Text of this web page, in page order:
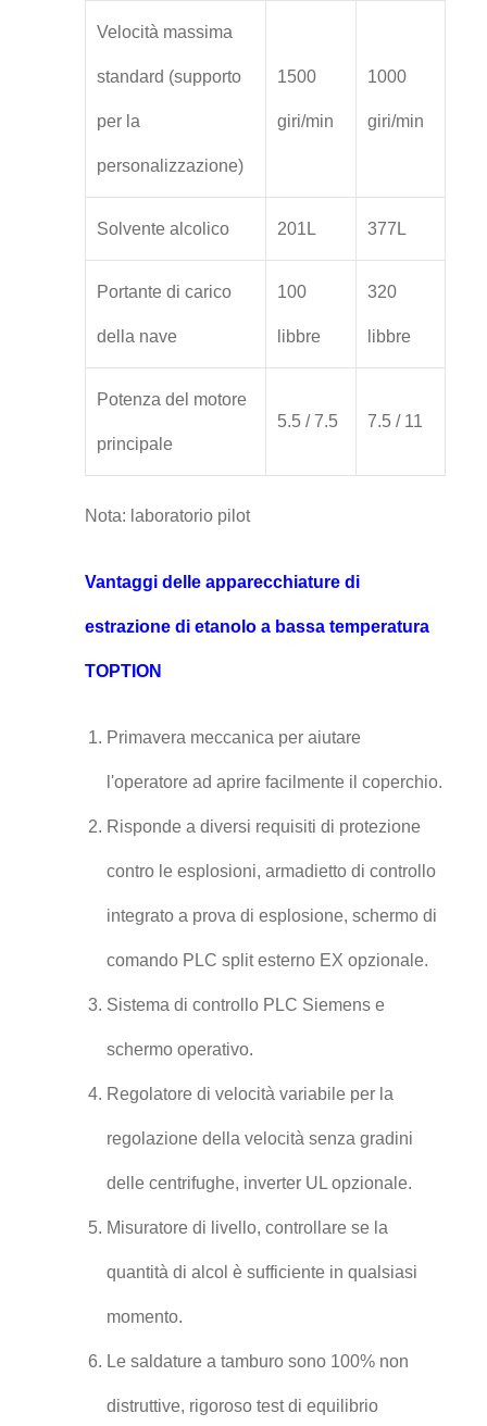
Velocità massima
standard (supporto
per la
personalizzazione)
1500
giri/min
1000
giri/min
Solvente alcolico 201L 377L
Portante di carico
della nave
100
libbre
320
libbre
Potenza del motore
principale
5.5 / 7.5 7.5 / 11
Nota: laboratorio pilot
Vantaggi delle apparecchiature di
estrazione di etanolo a bassa temperatura
TOPTION
Primavera meccanica per aiutare
l'operatore ad aprire facilmente il coperchio.
Risponde a diversi requisiti di protezione
contro le esplosioni, armadietto di controllo
integrato a prova di esplosione, schermo di
comando PLC split esterno EX opzionale.
Sistema di controllo PLC Siemens e
schermo operativo.
Regolatore di velocità variabile per la
regolazione della velocità senza gradini
delle centrifughe, inverter UL opzionale.
Misuratore di livello, controllare se la
quantità di alcol è sufficiente in qualsiasi
momento.
Le saldature a tamburo sono 100% non
distruttive, rigoroso test di equilibrio